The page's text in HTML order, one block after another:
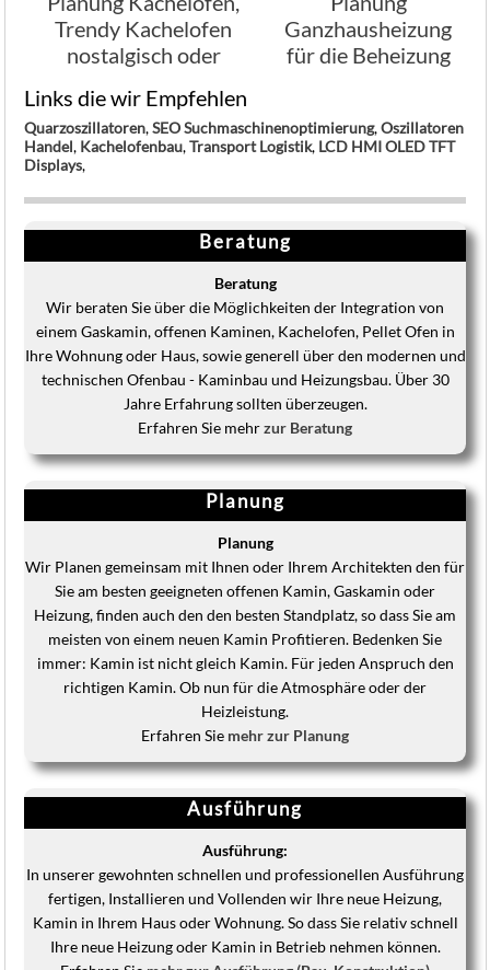
Trendy Kachelofen
nostalgisch oder
Ganzhausheizung
für die Beheizung
Links die wir Empfehlen
Quarzoszillatoren,SEO Suchmaschinenoptimierung,Oszillatoren
Handel, Kachelofenbau,Transport Logistik, LCD HMI OLED TFT
Displays,
Beratung
Beratung
Wir beraten Sie über die Möglichkeiten der Integration von
einem Gaskamin, offenen Kaminen, Kachelofen, Pellet Ofen in
Ihre Wohnung oder Haus, sowie generell über den modernen und
technischen Ofenbau - Kaminbau und Heizungsbau. Über 30
Jahre Erfahrung sollten überzeugen.
Erfahren Sie mehrzur Beratung
Planung
Planung
Wir Planen gemeinsam mit Ihnen oder Ihrem Architekten den für
Sie am besten geeigneten offenen Kamin, Gaskamin oder
Heizung, finden auch den den besten Standplatz, so dass Sie am
meisten von einem neuen Kamin Profitieren. Bedenken Sie
immer: Kamin ist nicht gleich Kamin. Für jeden Anspruch den
richtigen Kamin. Ob nun für die Atmosphäre oder der
Heizleistung.
Erfahren Sie mehr zur Planung
Ausführung
Ausführung:
In unserer gewohnten schnellen und professionellen Ausführung
fertigen, Installieren und Vollenden wir Ihre neue Heizung,
Kamin in Ihrem Haus oder Wohnung. So dass Sie relativ schnell
Ihre neue Heizung oder Kamin in Betrieb nehmen können.